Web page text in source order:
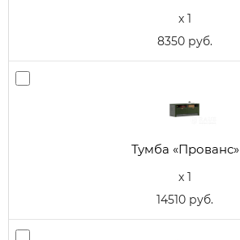
x 1
8350 руб.
Тумба «Прованс»
x 1
14510 руб.